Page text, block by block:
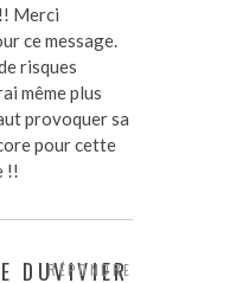
Merci
ce message.
risques
même plus
provoquer sa
pour cette
!!
DUVIVIER
RÉPONDRE